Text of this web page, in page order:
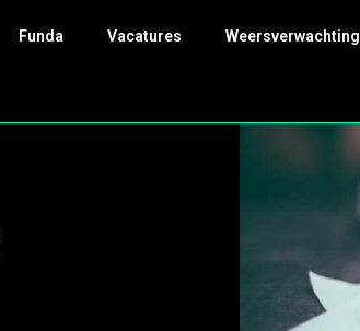
Funda Vacatures Weersverwachting